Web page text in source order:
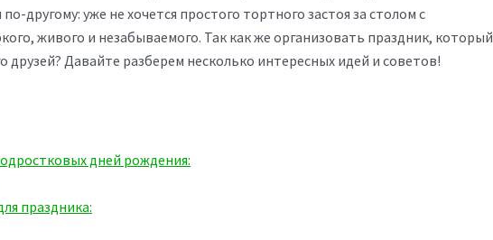
другому: уже не хочется простого тортного застоя за столом с
живого и незабываемого. Так как же организовать праздник, который
друзей? Давайте разберем несколько интересных идей и советов!
дней рождения:
праздника: